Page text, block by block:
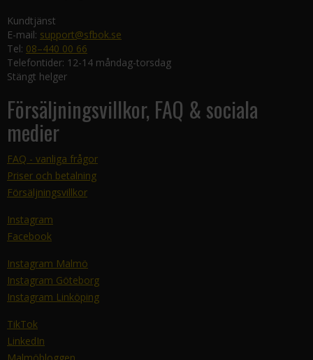
Kundtjänst
E-mail: support@sfbok.se
Tel: 08–440 00 66
Telefontider: 12-14 måndag-torsdag
Stängt helger
Försäljningsvillkor, FAQ & sociala
medier
FAQ - vanliga frågor
Priser och betalning
Försäljningsvillkor
Instagram
Facebook
Instagram Malmö
Instagram Göteborg
Instagram Linköping
TikTok
LinkedIn